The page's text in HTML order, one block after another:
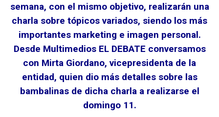
semana, con el mismo objetivo, realizarán una
charla sobre tópicos variados, siendo los más
importantes marketing e imagen personal.
Desde Multimedios EL DEBATE conversamos
con Mirta Giordano, vicepresidenta de la
entidad, quien dio más detalles sobre las
bambalinas de dicha charla a realizarse el
domingo 11.